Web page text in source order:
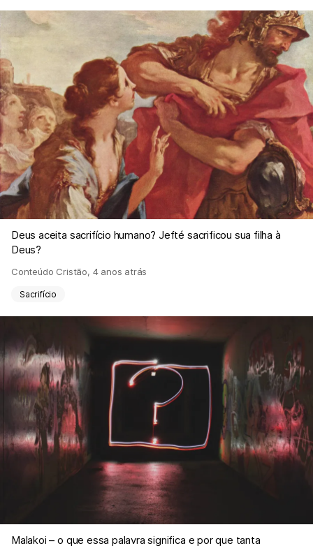
Deus aceita sacrifício humano? Jefté sacrificou sua filha à
Deus?
Conteúdo Cristão, 4 anos atrás
Sacrifício
Malakoi – o que essa palavra significa e por que tanta